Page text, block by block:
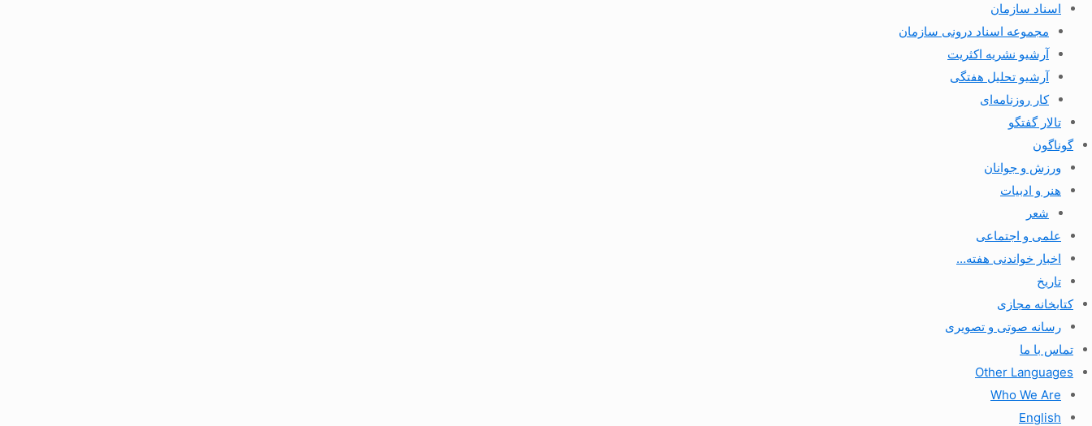
اسناد سازمان
مجموعه اسناد درونی سازمان
آرشیو نشریه اکثریت
آرشیو تحلیل هفتگی
کار روزنامه‌ای
تالار گفتگو
گوناگون
ورزش و جوانان
هنر و ادبیات
شعر
علمی و اجتماعی
اخبار خواندنی هفته…
تاریخ
کتابخانه مجازی
رسانه صوتی و تصویری
تماس با ما
Other Languages
Who We Are
English